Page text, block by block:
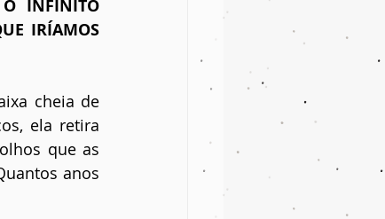
O INFINITO
IRÍAMOS
cheia de
ela retira
que as
anos